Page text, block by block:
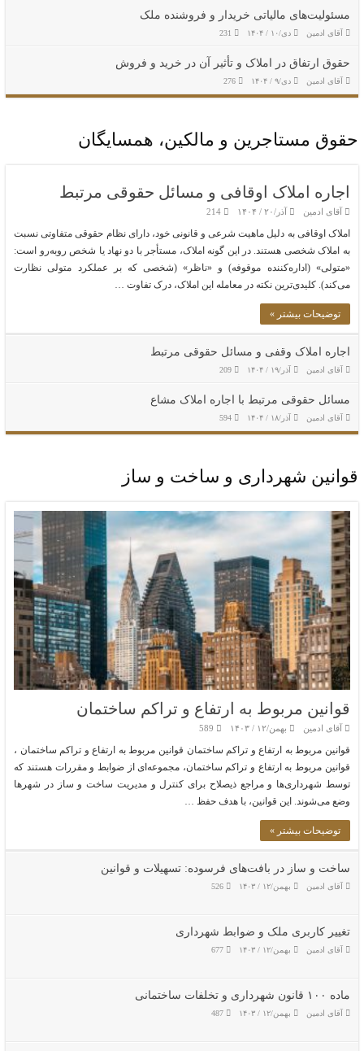
مسئولیت‌های مالیاتی خریدار و فروشنده ملک
آقای ادمین دی/۱۰ / ۱۴۰۴ 231
حقوق ارتفاق در املاک و تأثیر آن در خرید و فروش
آقای ادمین دی/۹ / ۱۴۰۴ 276
حقوق مستاجرین و مالکین، همسایگان
اجاره املاک اوقافی و مسائل حقوقی مرتبط
آقای ادمین آذر/۲۰ / ۱۴۰۴ 214
املاک اوقافی به دلیل ماهیت شرعی و قانونی خود، دارای نظام حقوقی متفاوتی نسبت
به املاک شخصی هستند. در این گونه املاک، مستأجر با دو نهاد یا شخص روبه‌رو است:
«متولی» (اداره‌کننده موقوفه) و «ناظر» (شخصی که بر عملکرد متولی نظارت
می‌کند). کلیدی‌ترین نکته در معامله این املاک، درک تفاوت …
توضیحات بیشتر »
اجاره املاک وقفی و مسائل حقوقی مرتبط
آقای ادمین آذر/۱۹ / ۱۴۰۴ 209
مسائل حقوقی مرتبط با اجاره املاک مشاع
آقای ادمین آذر/۱۸ / ۱۴۰۴ 594
قوانین شهرداری و ساخت و ساز
قوانین مربوط به ارتفاع و تراکم ساختمان
آقای ادمین بهمن/۱۲ / ۱۴۰۳ 589
قوانین مربوط به ارتفاع و تراکم ساختمان قوانین مربوط به ارتفاع و تراکم ساختمان ،
قوانین مربوط به ارتفاع و تراکم ساختمان، مجموعه‌ای از ضوابط و مقررات هستند که
توسط شهرداری‌ها و مراجع ذیصلاح برای کنترل و مدیریت ساخت و ساز در شهرها
وضع می‌شوند. این قوانین، با هدف حفظ …
توضیحات بیشتر »
ساخت و ساز در بافت‌های فرسوده: تسهیلات و قوانین
آقای ادمین بهمن/۱۲ / ۱۴۰۳ 526
تغییر کاربری ملک و ضوابط شهرداری
آقای ادمین بهمن/۱۲ / ۱۴۰۳ 677
ماده ۱۰۰ قانون شهرداری و تخلفات ساختمانی
آقای ادمین بهمن/۱۲ / ۱۴۰۳ 487